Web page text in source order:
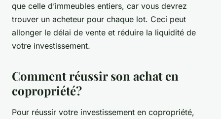
que celle d’immeubles entiers, car vous devrez
trouver un acheteur pour chaque lot. Ceci peut
allonger le délai de vente et réduire la liquidité de
votre investissement.
Comment réussir son achat en
copropriété?
Pour réussir votre investissement en copropriété,